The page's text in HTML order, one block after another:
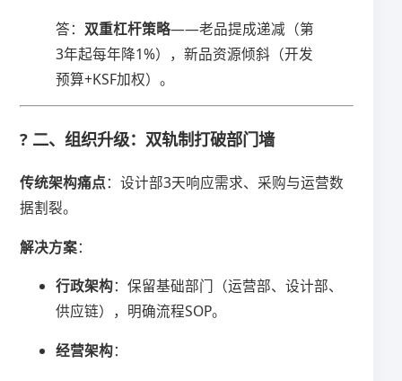
答：​ ​双重杠杆策略​​——老品提成递减（第
3年起每年降1%），新品资源倾斜（开发
预算+KSF加权）。
?️ 二、组织升级：双轨制打破部门墙
​传统架构痛点​​：设计部3天响应需求、采购与运营数
据割裂。
​解决方案​​：
​行政架构​​：保留基础部门（运营部、设计部、
供应链），明确流程SOP。
​经营架构​​：